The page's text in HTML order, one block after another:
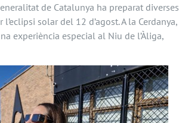
de Catalunya ha preparat diverses
solar del 12 d’agost. A la Cerdanya,
experiència especial al Niu de l’Àliga,